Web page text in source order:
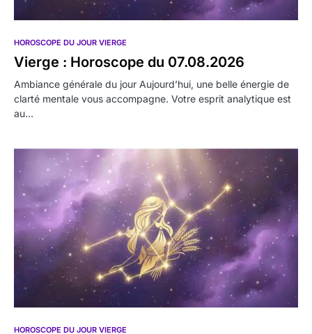
HOROSCOPE DU JOUR VIERGE
Vierge : Horoscope du 07.08.2026
Ambiance générale du jour Aujourd’hui, une belle énergie de
clarté mentale vous accompagne. Votre esprit analytique est
au…
HOROSCOPE DU JOUR VIERGE